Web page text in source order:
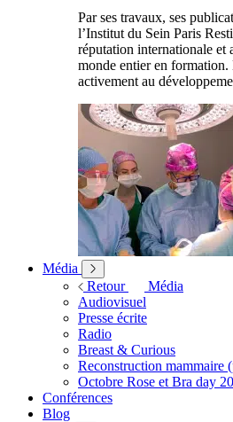
Par ses travaux, ses
l’Institut du Sein Paris
réputation internationale et
monde entier en
activement au
Média
Retour
Média
Audiovisuel
Presse écrite
Radio
Breast & Curious
Reconstruction mammaire
Octobre Rose et Bra day
Conférences
Blog